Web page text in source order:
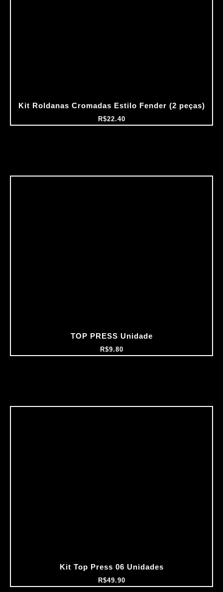
Kit Roldanas Cromadas Estilo Fender (2 peças)
R$22.40
TOP PRESS Unidade
R$9.80
Kit Top Press 06 Unidades
R$49.90